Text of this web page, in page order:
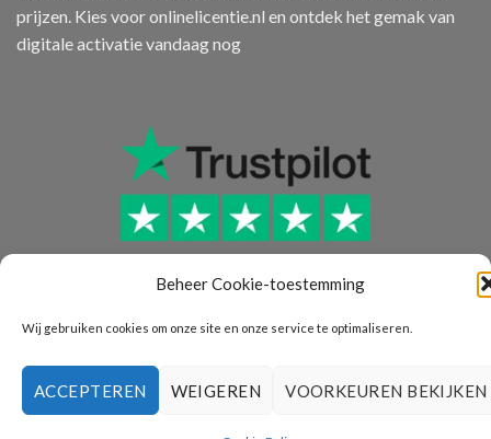
Beheer Cookie-toestemming
Wij gebruiken cookies om onze site en onze service te optimaliseren.
ACCEPTEREN WEIGEREN VOORKEUREN BEKIJKEN
prijzen. Kies voor onlinelicentie.nl en ontdek het gemak van
digitale activatie vandaag nog
PRIVACY VERKLARING